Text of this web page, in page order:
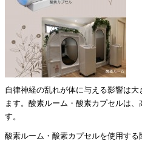
自律神経の乱れが体に与える影響は
ます。酸素ルーム・酸素カプセルは
す。
酸素ルーム・酸素カプセルを使用す